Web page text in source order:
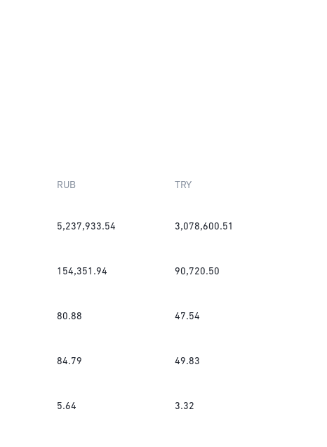
RUB TRY
5,237,933.54 3,078,600.51
154,351.94 90,720.50
80.88 47.54
84.79 49.83
5.64 3.32